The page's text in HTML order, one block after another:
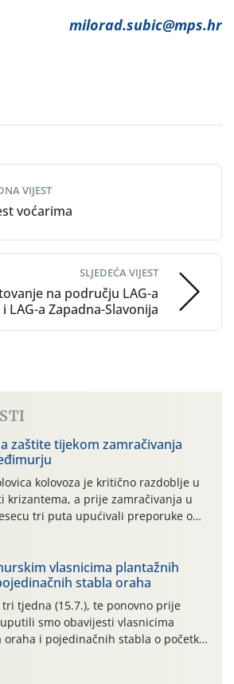
milorad.subic@mps.hr
VIJEST
voćarima
SLJEDEĆA VIJEST
na području LAG-a
LAG-a Zapadna-Slavonija
zaštite tijekom zamračivanja
kolovoza je kritično razdoblje u
krizantema, a prije zamračivanja u
tri puta upućivali preporuke o
zaštite krizantema od najčešćih
i fito-fagnih grinja (23.7., 14.7.,
mjeseca je zabilježeno je
vruće meteorološko razdoblje, uz
[…]
vlasnicima plantažnih
stabla oraha
tjedna (15.7.), te ponovno prije
smo obavijesti vlasnicima
oraha i pojedinačnih stabla o početku
usmjerenog suzbijanja
completa)! Već dvanaest dana